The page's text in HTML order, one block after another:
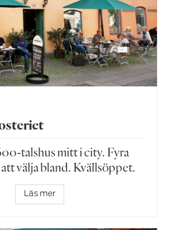
talshus mitt i city. Fyra
välja bland. Kvällsöppet.
Läs mer